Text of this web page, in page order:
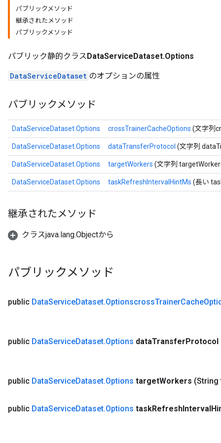
パブリックメソッド
継承されたメソッド
パブリックメソッド
パブリック静的クラスDataServiceDataset.Options
DataServiceDataset のオプションの属性
パブリックメソッド
DataServiceDataset.Options crossTrainerCacheOptions (文字列
DataServiceDataset.Options dataTransferProtocol (文字列
DataServiceDataset.Options targetWorkers (文字列
DataServiceDataset.Options taskRefreshIntervalHintMs (長い
継承されたメソッド
クラスjava.lang.Objectから
パブリックメソッド
public DataServiceDataset.OptionscrossTrainerCache
public DataServiceDataset.Options dataTransferProtocol
public DataServiceDataset.Options targetWorkers (String
public DataServiceDataset.Options taskRefreshInterval